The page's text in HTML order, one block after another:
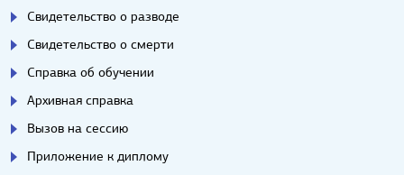
Свидетельство о разводе
Свидетельство о смерти
Справка об обучении
Архивная справка
Вызов на сессию
Приложение к диплому